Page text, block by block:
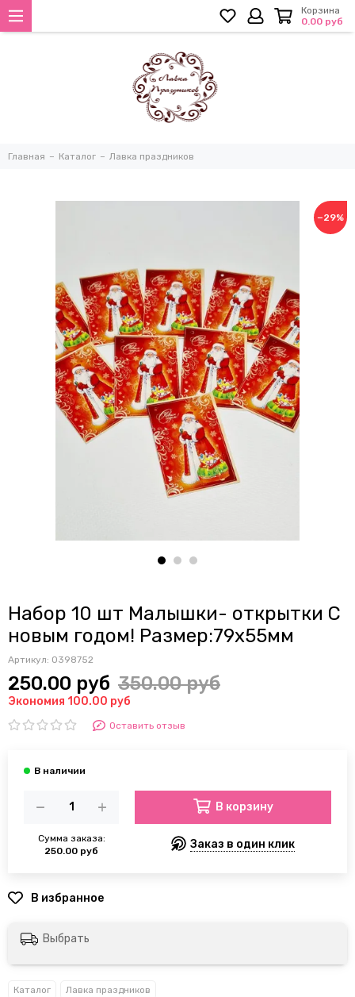
Корзина
0.00 руб
Главная Каталог Лавка праздников
−29%
Набор 10 шт Малышки- открытки С
новым годом! Размер:79x55мм
Артикул: 0398752
250.00 руб 350.00 руб
Экономия 100.00 руб
Оставить отзыв
Сумма заказа:
250.00 руб
В корзину
Заказ в один клик
Выбрать
Каталог Лавка праздников